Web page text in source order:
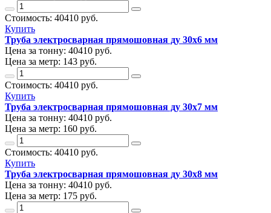
Стоимость: 40410 руб.
Купить
Труба электросварная прямошовная ду 30х6 мм
Цена за тонну: 40410 руб.
Цена за метр: 143 руб.
Стоимость: 40410 руб.
Купить
Труба электросварная прямошовная ду 30х7 мм
Цена за тонну: 40410 руб.
Цена за метр: 160 руб.
Стоимость: 40410 руб.
Купить
Труба электросварная прямошовная ду 30х8 мм
Цена за тонну: 40410 руб.
Цена за метр: 175 руб.